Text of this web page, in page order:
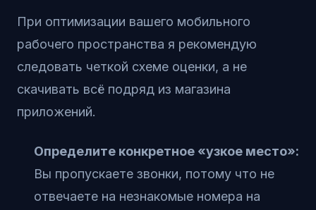
При оптимизации вашего мобильного
рабочего пространства я рекомендую
следовать четкой схеме оценки, а не
скачивать всё подряд из магазина
приложений.
Определите конкретное «узкое место»:
Вы пропускаете звонки, потому что не
отвечаете на незнакомые номера на